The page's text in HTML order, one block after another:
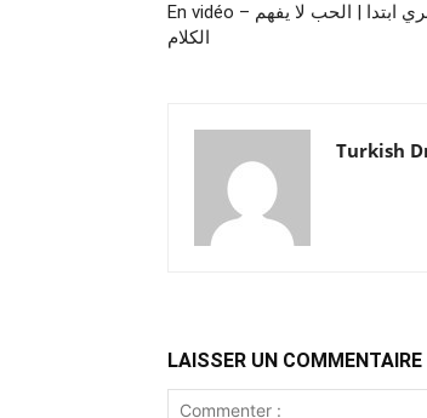
En vidéo – حالات واتس عمري ابتدا | الحب لا يفهم
الكلام
LAISSER UN COMMENTAIRE